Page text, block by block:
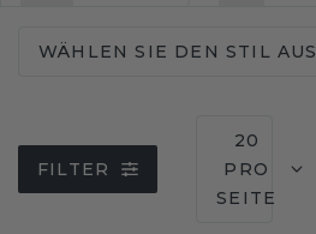
WÄHLEN SIE DEN STIL AUS
FILTER
20
PRO
SEITE